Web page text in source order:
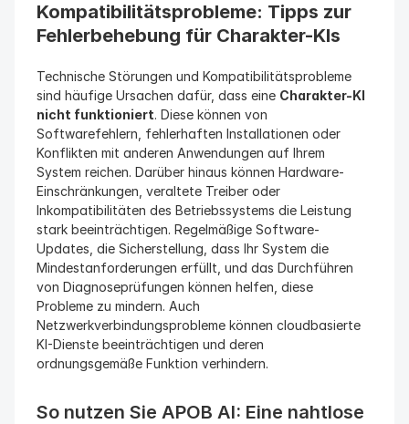
Kompatibilitätsprobleme: Tipps zur
Fehlerbehebung für Charakter-KIs
Technische Störungen und Kompatibilitätsprobleme
sind häufige Ursachen dafür, dass eine Charakter-KI
nicht funktioniert. Diese können von
Softwarefehlern, fehlerhaften Installationen oder
Konflikten mit anderen Anwendungen auf Ihrem
System reichen. Darüber hinaus können Hardware-
Einschränkungen, veraltete Treiber oder
Inkompatibilitäten des Betriebssystems die Leistung
stark beeinträchtigen. Regelmäßige Software-
Updates, die Sicherstellung, dass Ihr System die
Mindestanforderungen erfüllt, und das Durchführen
von Diagnoseprüfungen können helfen, diese
Probleme zu mindern. Auch
Netzwerkverbindungsprobleme können cloudbasierte
KI-Dienste beeinträchtigen und deren
ordnungsgemäße Funktion verhindern.
So nutzen Sie APOB AI: Eine nahtlose